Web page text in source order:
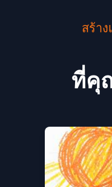
สร้า
ที่คุ